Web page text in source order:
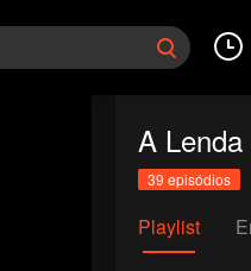
A
39 episódios
Playlist